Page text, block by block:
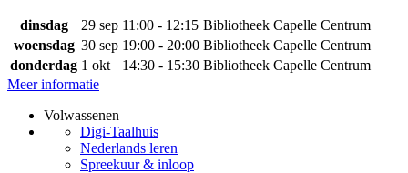
dinsdag 29 sep 11:00 - 12:15 Bibliotheek Capelle Centrum
woensdag 30 sep 19:00 - 20:00 Bibliotheek Capelle Centrum
donderdag 1 okt 14:30 - 15:30 Bibliotheek Capelle Centrum
Meer informatie
Volwassenen
Digi-Taalhuis
Nederlands leren
Spreekuur & inloop